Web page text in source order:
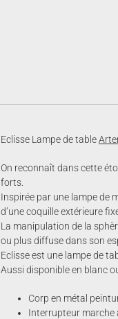
Eclisse Lampe de table
On reconnaît dans cette
forts.
Inspirée par une lampe de
d’une coquille extérieure
La manipulation de la
ou plus diffuse dans son
Eclisse est une lampe de
Aussi disponible en blanc
Corp en métal
Interrupteur marche